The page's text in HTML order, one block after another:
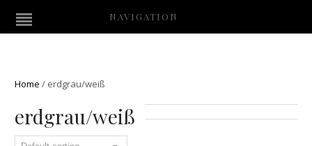
NAVIGATION
Home / erdgrau/weiß
erdgrau/weiß